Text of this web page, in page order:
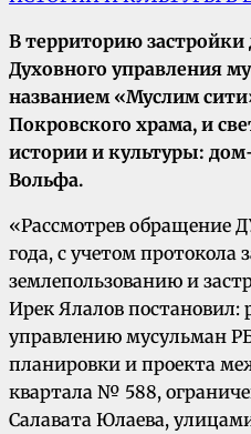
В территорию застройки
Духовного управления
названием «Муслим
Покровского храма, и
истории и культуры:
Вольфа.
«Рассмотрев обращение
года, с учетом протокола
землепользованию и
Ирек Ялалов постановил:
управлению мусульман
планировки и проекта
квартала № 588,
Салавата Юлаева,